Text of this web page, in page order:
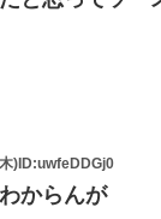
) ID:uwfeDDGj0
からんが